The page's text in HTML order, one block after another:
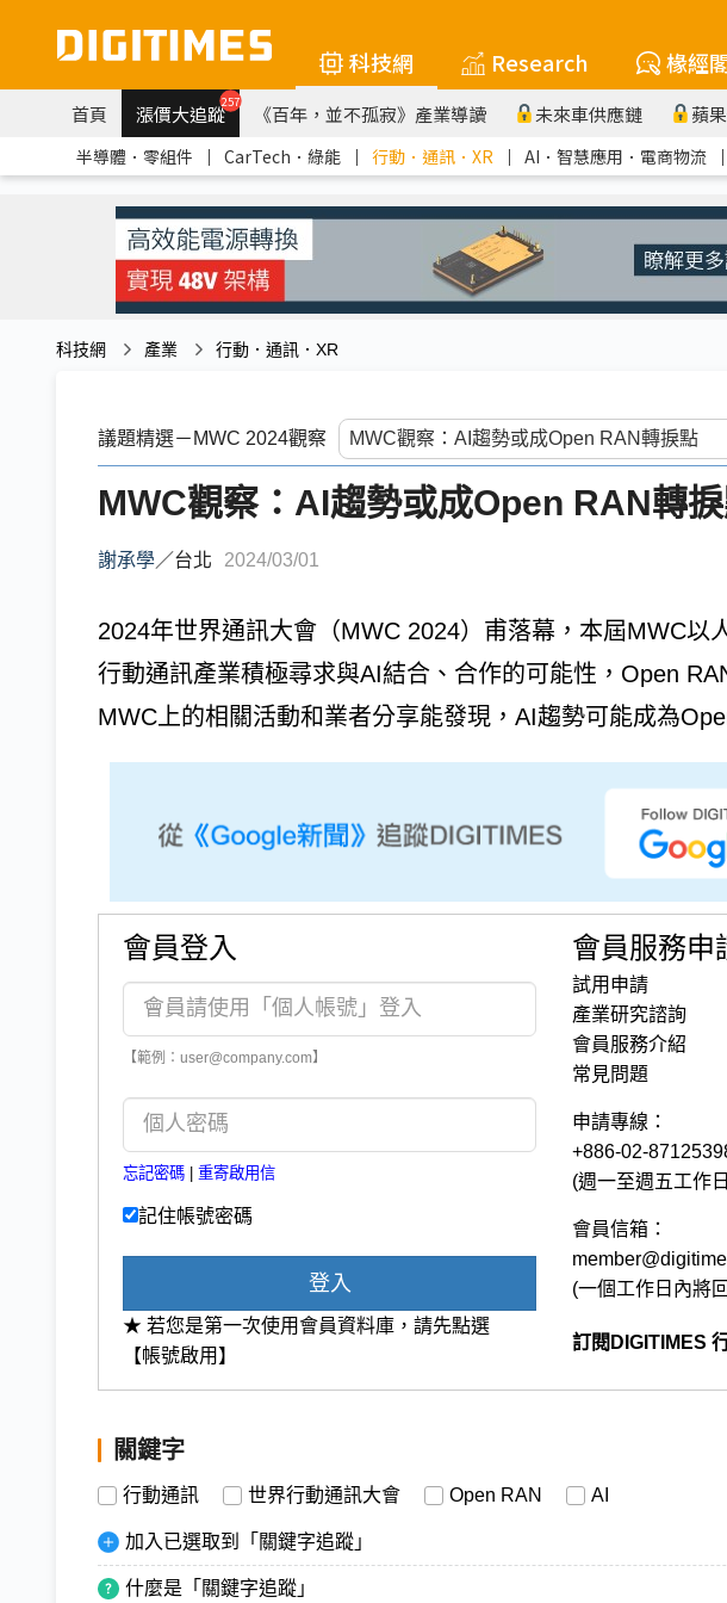
科技網 Research 椽經
首頁 漲價大追蹤257 《百年，並不孤寂》產業導讀 未來車供應鏈 蘋
半導體．零組件 ｜ CarTech．綠能 ｜ 行動．通訊．XR ｜ AI．智慧應用．電商物流 ｜
科技網 產業 行動．通訊．XR
議題精選－MWC 2024觀察
MWC觀察：AI趨勢或成Open RAN轉
謝承學／台北 2024/03/01
2024年世界通訊大會（MWC 2024）甫落幕，本屆MWC以
行動通訊產業積極尋求與AI結合、合作的可能性，Open
MWC上的相關活動和業者分享能發現，AI趨勢可能成為
會員登入
【範例：user@company.com】
忘記密碼 重寄啟用信
記住帳號密碼
登入
★ 若您是第一次使用會員資料庫，請先點選
【帳號啟用】
會員服務申
試用申請
產業研究諮詢
會員服務介紹
常見問題
申請專線：
+886-02-
(週一至週五工作
會員信箱：
(一個工作日內將
訂閱DIGITIMES
關鍵字
行動通訊 世界行動通訊大會 Open RAN AI
加入已選取到「關鍵字追蹤」
什麼是「關鍵字追蹤」